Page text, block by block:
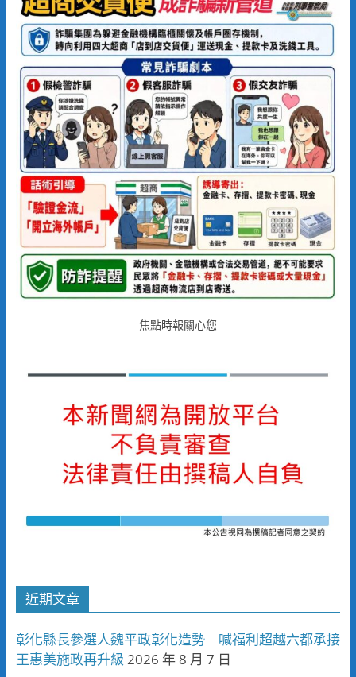
焦點時報關心您
近期文章
彰化縣長參選人魏平政彰化造勢 喊福利超越六都承接
王惠美施政再升級 2026 年 8 月 7 日